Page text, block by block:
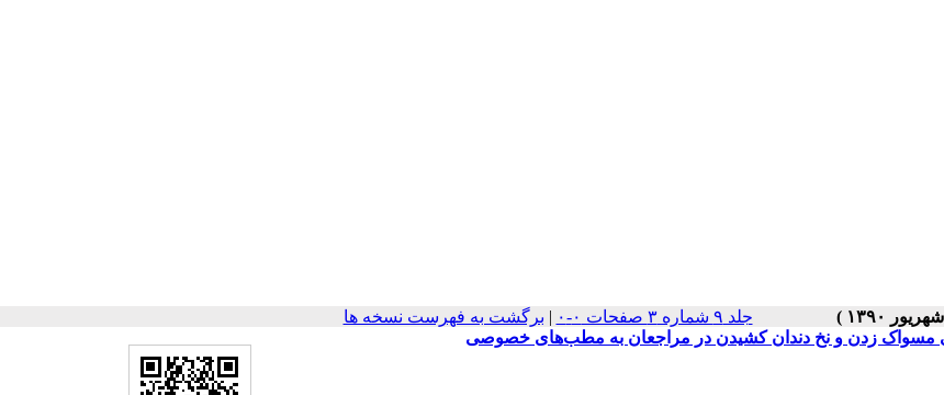
جلد ۹ شماره ۳ صفحات ۰-۰ | برگشت به فهرست نسخه ها
مسواک زدن و نخ دندان کشیدن در مراجعان به مطب‌های خصوصی